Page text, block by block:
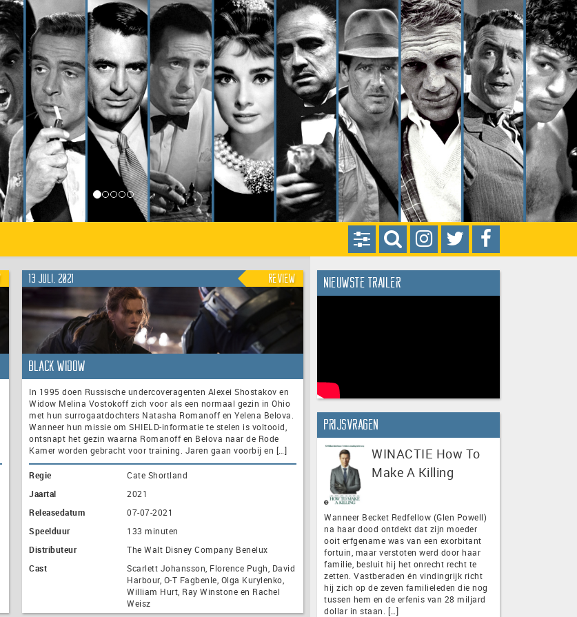
13 juli, 2021 Review
Black Widow
In 1995 doen Russische undercoveragenten Alexei Shostakov en
Widow Melina Vostokoff zich voor als een normaal gezin in Ohio
met hun surrogaatdochters Natasha Romanoff en Yelena Belova.
Wanneer hun missie om SHIELD-informatie te stelen is voltooid,
ontsnapt het gezin waarna Romanoff en Belova naar de Rode
Kamer worden gebracht voor training. Jaren gaan voorbij en […]
Regie
Cate Shortland
Jaartal
2021
Releasedatum
07-07-2021
Speelduur
133 minuten
Distributeur
The Walt Disney Company Benelux
Cast
Scarlett Johansson, Florence Pugh, David
Harbour, O-T Fagbenle, Olga Kurylenko,
William Hurt, Ray Winstone en Rachel
Weisz
Nieuwste trailer
Prijsvragen
WINACTIE How To
Make A Killing
Wanneer Becket Redfellow (Glen Powell)
na haar dood ontdekt dat zijn moeder
ooit erfgename was van een exorbitant
fortuin, maar verstoten werd door haar
familie, besluit hij het onrecht recht te
zetten. Vastberaden én vindingrijk richt
hij zich op de zeven familieleden die nog
tussen hem en de erfenis van 28 miljard
dollar in staan. […]